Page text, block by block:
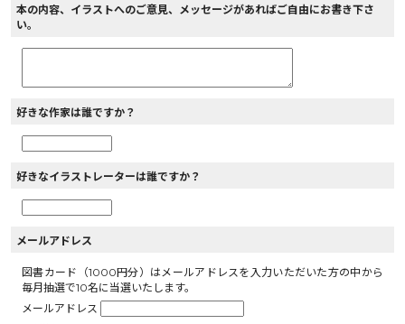
本の内容、イラストへのご意見、メッセージがあればご自由にお書き下さ
い。
好きな作家は誰ですか？
好きなイラストレーターは誰ですか？
メールアドレス
図書カード（1000円分）はメールアドレスを入力いただいた方の中から
毎月抽選で10名に当選いたします。
メールアドレス